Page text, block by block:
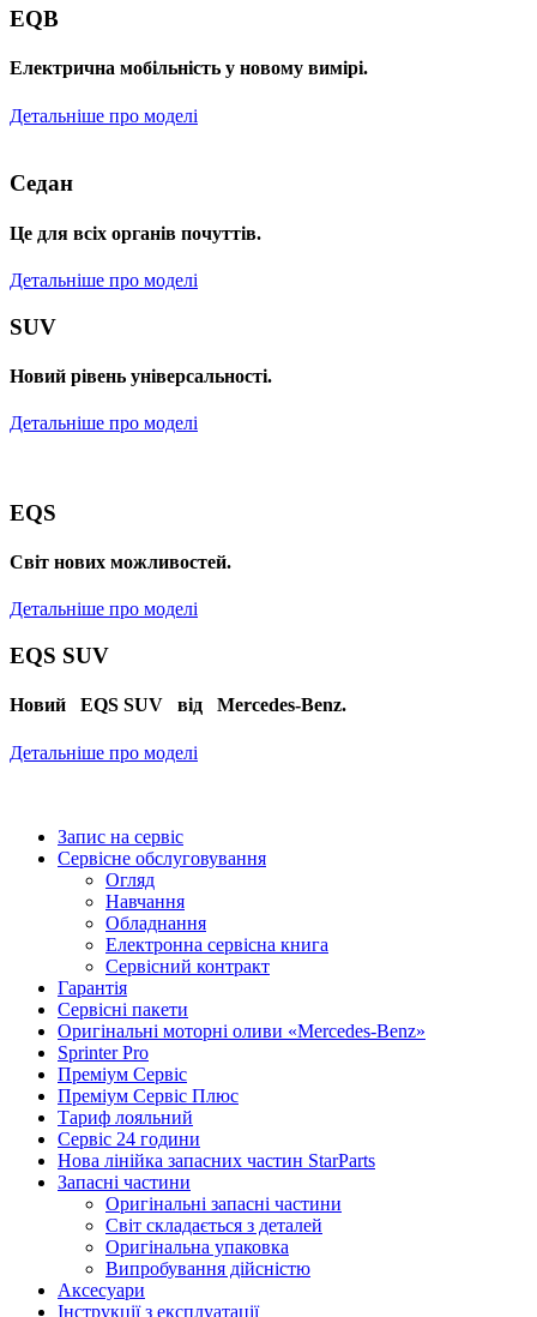
EQB
Електрична мобільність у новому вимірі.
Детальніше про моделі
Седан
Це для всіх органів почуттів.
Детальніше про моделі
SUV
Новий рівень універсальності.
Детальніше про моделі
EQS
Cвіт нових можливостей.
Детальніше про моделі
EQS SUV
Новий EQS SUV від Mercedes-Benz.
Детальніше про моделі
Запис на сервіс
Сервісне обслуговування
Огляд
Навчання
Обладнання
Електронна сервісна книга
Сервісний контракт
Гарантія
Сервісні пакети
Оригінальні моторні оливи «Mercedes-Benz»
Sprinter Pro
Преміум Сервіс
Преміум Сервіс Плюс
Тариф лояльний
Сервіс 24 години
Нова лінійка запасних частин StarParts
Запасні частини
Оригінальні запасні частини
Світ складається з деталей
Оригінальна упаковка
Випробування дійсністю
Аксесуари
Інструкції з експлуатації